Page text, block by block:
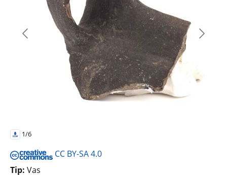
1/6
CC BY-SA 4.0
Tip: Vas